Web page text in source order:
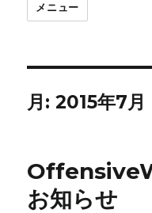
メニュー
月:2015年7月
お知らせ